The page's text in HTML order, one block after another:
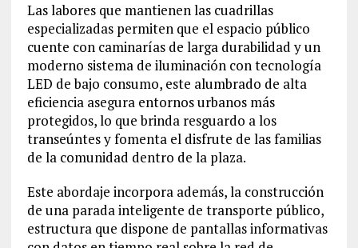
Las labores que mantienen las cuadrillas
especializadas permiten que el espacio público
cuente con caminarías de larga durabilidad y un
moderno sistema de iluminación con tecnología
LED de bajo consumo, este alumbrado de alta
eficiencia asegura entornos urbanos más
protegidos, lo que brinda resguardo a los
transeúntes y fomenta el disfrute de las familias
de la comunidad dentro de la plaza.
Este abordaje incorpora además, la construcción
de una parada inteligente de transporte público,
estructura que dispone de pantallas informativas